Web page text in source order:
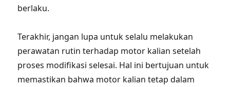
berlaku.
Terakhir, jangan lupa untuk selalu melakukan
perawatan rutin terhadap motor kalian setelah
proses modifikasi selesai. Hal ini bertujuan untuk
memastikan bahwa motor kalian tetap dalam